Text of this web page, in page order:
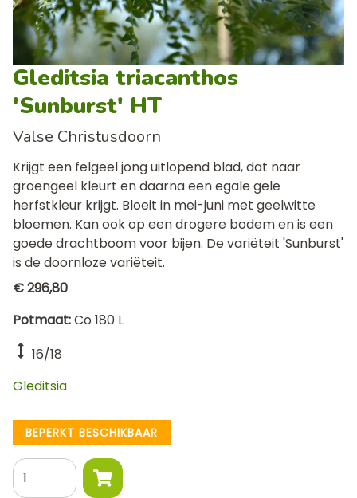
Gleditsia triacanthos
'Sunburst' HT
Valse Christusdoorn
Krijgt een felgeel jong uitlopend blad, dat naar
groengeel kleurt en daarna een egale gele
herfstkleur krijgt. Bloeit in mei-juni met geelwitte
bloemen. Kan ook op een drogere bodem en is een
goede drachtboom voor bijen. De variëteit 'Sunburst'
is de doornloze variëteit.
€ 296,80
Potmaat Co 180 L
16/18
Gleditsia
BEPERKT BESCHIKBAAR
Aantal